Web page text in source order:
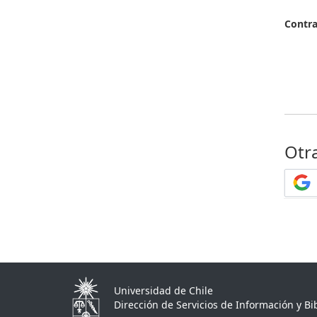
Universidad de Chile
Dirección de Servicios de Información y